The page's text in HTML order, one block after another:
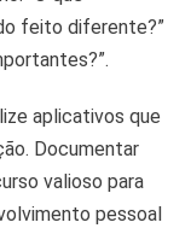
feito diferente?”
aplicativos que
Documentar
valioso para
pessoal